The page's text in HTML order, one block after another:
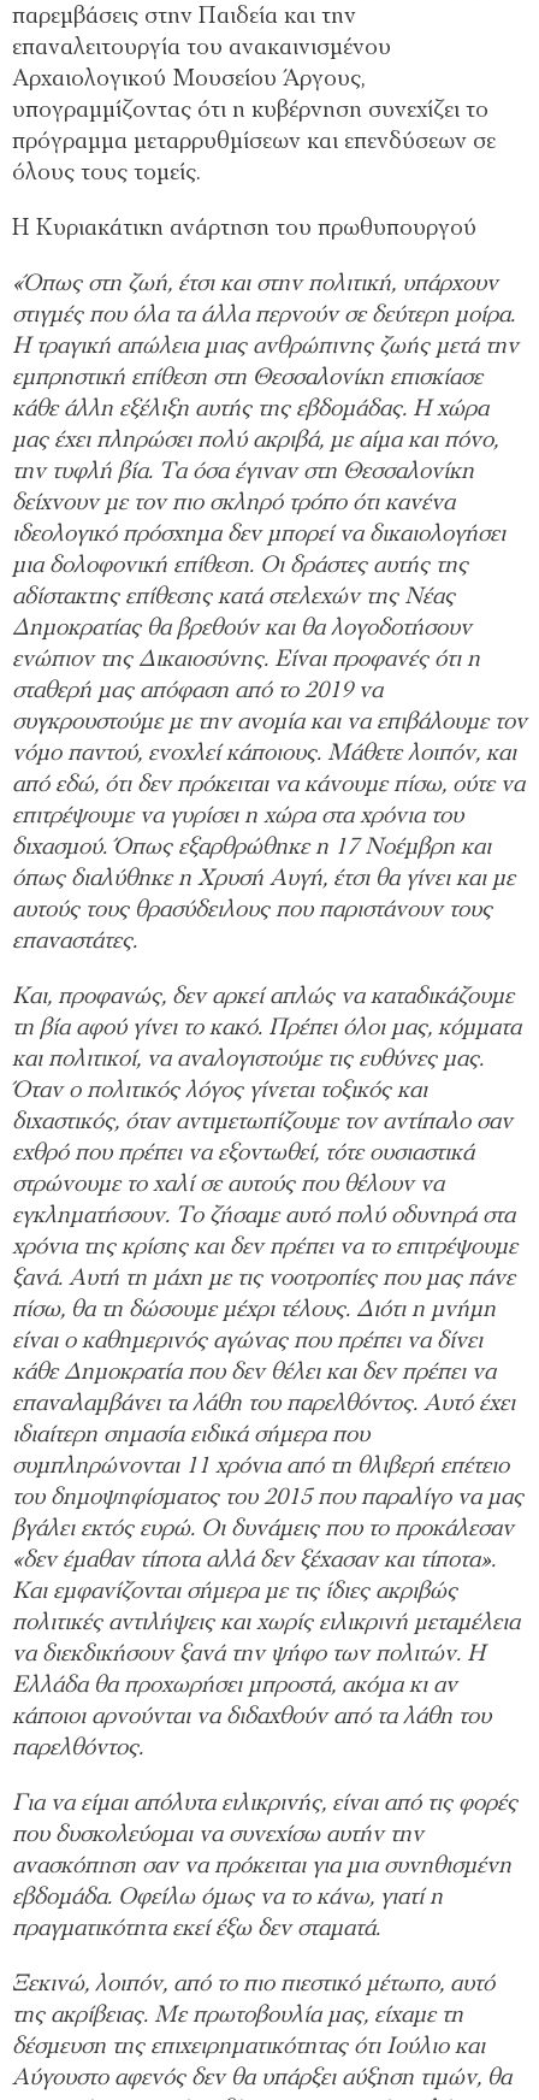
παρεμβάσεις στην Παιδεία και την
επαναλειτουργία του ανακαινισμένου
Αρχαιολογικού Μουσείου Άργους,
υπογραμμίζοντας ότι η κυβέρνηση συνεχίζει το
πρόγραμμα μεταρρυθμίσεων και επενδύσεων σε
όλους τους τομείς.
Η Κυριακάτικη ανάρτηση του πρωθυπουργού
«Όπως στη ζωή, έτσι και στην πολιτική, υπάρχουν
στιγμές που όλα τα άλλα περνούν σε δεύτερη μοίρα.
Η τραγική απώλεια μιας ανθρώπινης ζωής μετά την
εμπρηστική επίθεση στη Θεσσαλονίκη επισκίασε
κάθε άλλη εξέλιξη αυτής της εβδομάδας. Η χώρα
μας έχει πληρώσει πολύ ακριβά, με αίμα και πόνο,
την τυφλή βία. Τα όσα έγιναν στη Θεσσαλονίκη
δείχνουν με τον πιο σκληρό τρόπο ότι κανένα
ιδεολογικό πρόσχημα δεν μπορεί να δικαιολογήσει
μια δολοφονική επίθεση. Οι δράστες αυτής της
αδίστακτης επίθεσης κατά στελεχών της Νέας
Δημοκρατίας θα βρεθούν και θα λογοδοτήσουν
ενώπιον της Δικαιοσύνης. Είναι προφανές ότι η
σταθερή μας απόφαση από το 2019 να
συγκρουστούμε με την ανομία και να επιβάλουμε τον
νόμο παντού, ενοχλεί κάποιους. Μάθετε λοιπόν, και
από εδώ, ότι δεν πρόκειται να κάνουμε πίσω, ούτε να
επιτρέψουμε να γυρίσει η χώρα στα χρόνια του
διχασμού. Όπως εξαρθρώθηκε η 17 Νοέμβρη και
όπως διαλύθηκε η Χρυσή Αυγή, έτσι θα γίνει και με
αυτούς τους θρασύδειλους που παριστάνουν τους
επαναστάτες.
Και, προφανώς, δεν αρκεί απλώς να καταδικάζουμε
τη βία αφού γίνει το κακό. Πρέπει όλοι μας, κόμματα
και πολιτικοί, να αναλογιστούμε τις ευθύνες μας.
Όταν ο πολιτικός λόγος γίνεται τοξικός και
διχαστικός, όταν αντιμετωπίζουμε τον αντίπαλο σαν
εχθρό που πρέπει να εξοντωθεί, τότε ουσιαστικά
στρώνουμε το χαλί σε αυτούς που θέλουν να
εγκληματήσουν. Το ζήσαμε αυτό πολύ οδυνηρά στα
χρόνια της κρίσης και δεν πρέπει να το επιτρέψουμε
ξανά. Αυτή τη μάχη με τις νοοτροπίες που μας πάνε
πίσω, θα τη δώσουμε μέχρι τέλους. Διότι η μνήμη
είναι ο καθημερινός αγώνας που πρέπει να δίνει
κάθε Δημοκρατία που δεν θέλει και δεν πρέπει να
επαναλαμβάνει τα λάθη του παρελθόντος. Αυτό έχει
ιδιαίτερη σημασία ειδικά σήμερα που
συμπληρώνονται 11 χρόνια από τη θλιβερή επέτειο
του δημοψηφίσματος του 2015 που παραλίγο να μας
βγάλει εκτός ευρώ. Οι δυνάμεις που το προκάλεσαν
«δεν έμαθαν τίποτα αλλά δεν ξέχασαν και τίποτα».
Και εμφανίζονται σήμερα με τις ίδιες ακριβώς
πολιτικές αντιλήψεις και χωρίς ειλικρινή μεταμέλεια
να διεκδικήσουν ξανά την ψήφο των πολιτών. Η
Ελλάδα θα προχωρήσει μπροστά, ακόμα κι αν
κάποιοι αρνούνται να διδαχθούν από τα λάθη του
παρελθόντος.
Για να είμαι απόλυτα ειλικρινής, είναι από τις φορές
που δυσκολεύομαι να συνεχίσω αυτήν την
ανασκόπηση σαν να πρόκειται για μια συνηθισμένη
εβδομάδα. Οφείλω όμως να το κάνω, γιατί η
πραγματικότητα εκεί έξω δεν σταματά.
Ξεκινώ, λοιπόν, από το πιο πιεστικό μέτωπο, αυτό
της ακρίβειας. Με πρωτοβουλία μας, είχαμε τη
δέσμευση της επιχειρηματικότητας ότι Ιούλιο και
Αύγουστο αφενός δεν θα υπάρξει αύξηση τιμών, θα